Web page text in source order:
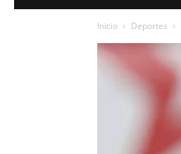
Inicio Deportes